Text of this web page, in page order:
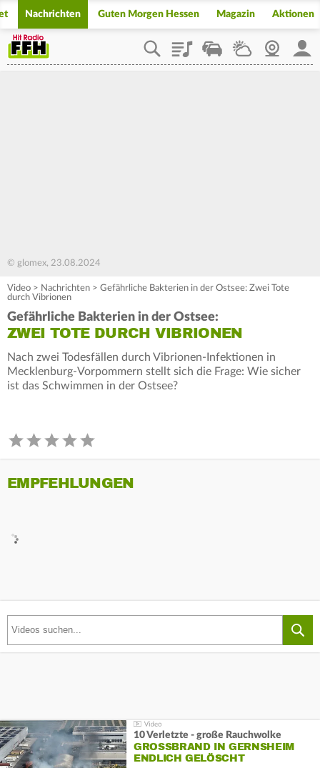
Nachrichten Guten Morgen Hessen Magazin Aktionen
PlaylistStaupilotWetterWebcam
© glomex, 23.08.2024
Video > Nachrichten > Gefährliche Bakterien in der Ostsee: Zwei Tote
durch Vibrionen
Gefährliche Bakterien in der Ostsee:
ZWEI TOTE DURCH VIBRIONEN
Nach zwei Todesfällen durch Vibrionen-Infektionen in
Mecklenburg-Vorpommern stellt sich die Frage: Wie sicher
ist das Schwimmen in der Ostsee?
EMPFEHLUNGEN
10 Verletzte - große Rauchwolke
GROSSBRAND IN GERNSHEIM E
NDLICH GELÖSCHT